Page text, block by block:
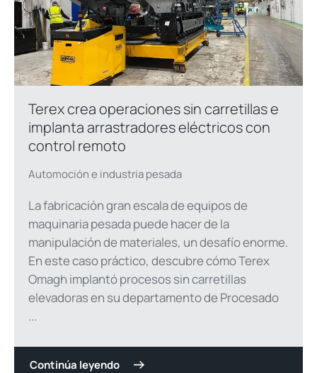
Terex crea operaciones sin carretillas e
implanta arrastradores eléctricos con
control remoto
Automoción e industria pesada
La fabricación gran escala de equipos de
maquinaria pesada puede hacer de la
manipulación de materiales, un desafío enorme.
En este caso práctico, descubre cómo Terex
Omagh implantó procesos sin carretillas
elevadoras en su departamento de Procesado
...
Continúa leyendo